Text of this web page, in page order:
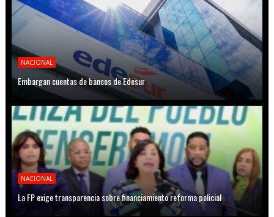
NACIONAL
Embargan cuentas de bancos de Edesur
NACIONAL
La FP exige transparencia sobre financiamiento reforma policial